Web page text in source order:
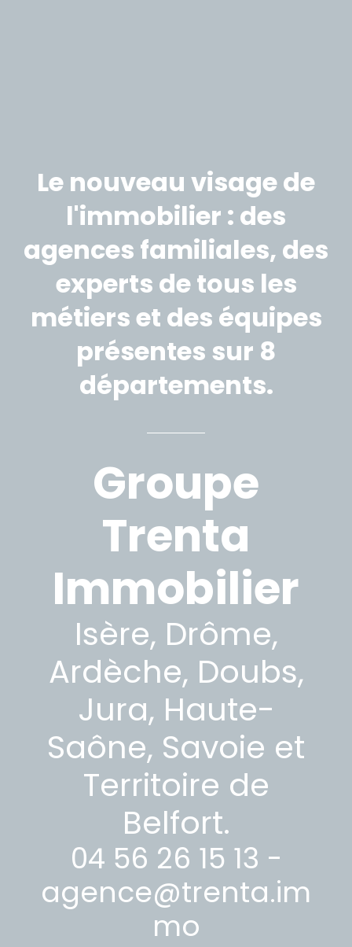
Le nouveau visage de
l'immobilier : des
agences familiales, des
experts de tous les
métiers et des équipes
présentes sur 8
départements.
Groupe
Trenta
Immobilier
Isère, Drôme,
Ardèche, Doubs,
Jura, Haute-
Saône, Savoie et
Territoire de
Belfort.
04 56 26 15 13 -
agence@trenta.im
mo